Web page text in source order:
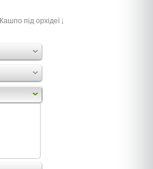
Кашпо під орхідеї